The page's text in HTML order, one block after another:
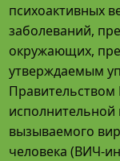
психоактивных
заболеваний,
окружающих,
утверждаемым
исполнительной
вызываемого
человека (ВИЧ-